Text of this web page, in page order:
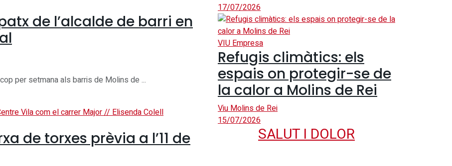
de l’alcalde de barri en
per setmana als barris de Molins de ...
de torxes prèvia a l’11 de
17/07/2026
VIU Empresa
Refugis climàtics: els
espais on protegir-se de
la calor a Molins de Rei
Viu Molins de Rei
15/07/2026
SALUT I DOLOR